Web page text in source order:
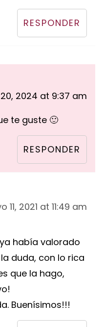
RESPONDER
2024 at 9:37 am
te guste 🙂
RESPONDER
11, 2021 at 11:49 am
había valorado
duda, con lo rica
que la hago,
Buenísimos!!!